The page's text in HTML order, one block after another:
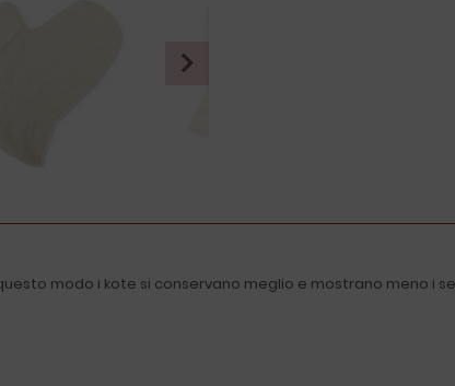
modo i kote si conservano meglio e mostrano meno i